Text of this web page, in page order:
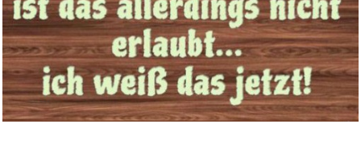
Bravo the Hits 2012...